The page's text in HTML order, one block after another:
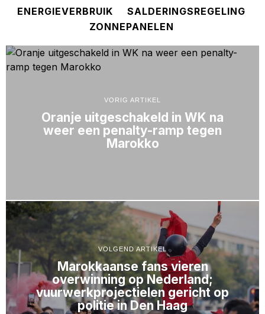
ENERGIEVERBRUIK
SALDERINGSREGELING
ZONNEPANELEN
VORIG ARTIKEL
Oranje uitgeschakeld in WK na
weer een penalty-ramp tegen
Marokko
VOLGEND ARTIKEL
Marokkaanse fans vieren
overwinning op Nederland;
vuurwerkprojectielen gericht op
politie in Den Haag